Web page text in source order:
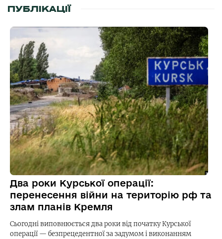
ПУБЛІКАЦІЇ
Два роки Курської операції:
перенесення війни на територію рф та
злам планів Кремля
Сьогодні виповнюється два роки від початку Курської
операції — безпрецедентної за задумом і виконанням